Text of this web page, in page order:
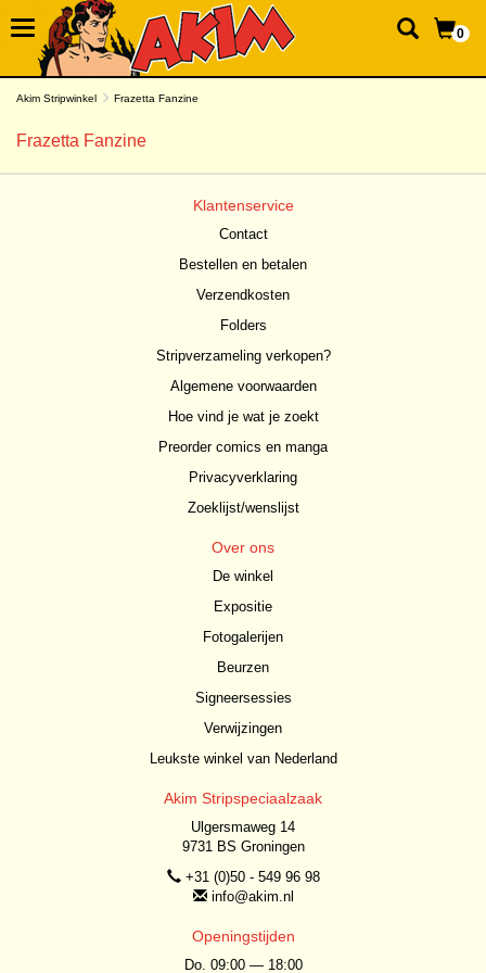
0
Akim Stripwinkel Frazetta Fanzine
Frazetta Fanzine
Klantenservice
Contact
Bestellen en betalen
Verzendkosten
Folders
Stripverzameling verkopen?
Algemene voorwaarden
Hoe vind je wat je zoekt
Preorder comics en manga
Privacyverklaring
Zoeklijst/wenslijst
Over ons
De winkel
Expositie
Fotogalerijen
Beurzen
Signeersessies
Verwijzingen
Leukste winkel van Nederland
Akim Stripspeciaalzaak
Ulgersmaweg 14
9731 BS Groningen
+31 (0)50 - 549 96 98
info@akim.nl
Openingstijden
Do. 09:00 — 18:00